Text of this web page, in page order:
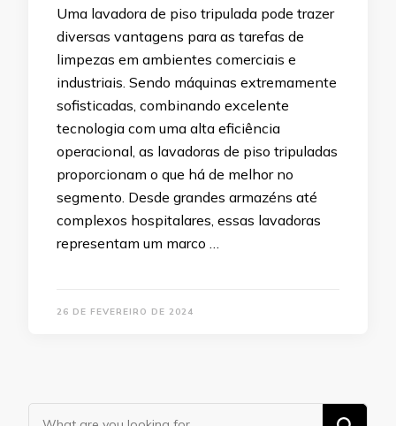
Uma lavadora de piso tripulada pode trazer
diversas vantagens para as tarefas de
limpezas em ambientes comerciais e
industriais. Sendo máquinas extremamente
sofisticadas, combinando excelente
tecnologia com uma alta eficiência
operacional, as lavadoras de piso tripuladas
proporcionam o que há de melhor no
segmento. Desde grandes armazéns até
complexos hospitalares, essas lavadoras
representam um marco …
26 DE FEVEREIRO DE 2024
Looking